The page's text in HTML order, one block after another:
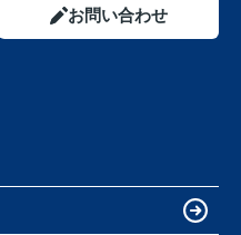
お問い合わせ